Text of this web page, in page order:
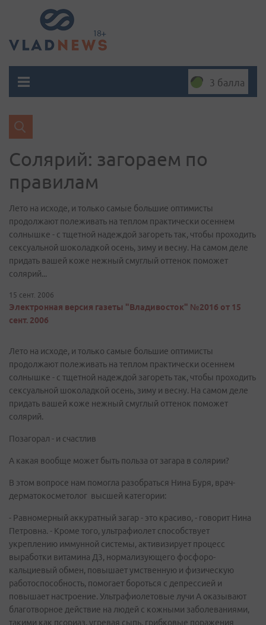
3 балла
Солярий: загораем по
правилам
Лето на исходе, и только самые большие оптимисты
продолжают полеживать на теплом практически осеннем
солнышке - с тщетной надеждой загореть так, чтобы проходить
сексуальной шоколадкой осень, зиму и весну. На самом деле
придать вашей коже нежный смуглый оттенок поможет
солярий...
15 сент. 2006
Электронная версия газеты "Владивосток" №2016 от 15
сент. 2006
Лето на исходе, и только самые большие оптимисты
продолжают полеживать на теплом практически осеннем
солнышке - с тщетной надеждой загореть так, чтобы проходить
сексуальной шоколадкой осень, зиму и весну. На самом деле
придать вашей коже нежный смуглый оттенок поможет
солярий.
Позагорал - и счастлив
А какая вообще может быть польза от загара в солярии?
В этом вопросе нам помогла разобраться Нина Буря, врач-
дерматокосметолог высшей категории:
- Равномерный аккуратный загар - это красиво, - говорит Нина
Петровна. - Кроме того, ультрафиолет способствует
укреплению иммунной системы, активизирует процесс
выработки витамина Д3, нормализующего фосфоро-
кальциевый обмен, повышает умственную и физическую
работоспособность, помогает бороться с депрессией и
повышает настроение. Ультрафиолетовые лучи A оказывают
благотворное действие на людей с кожными заболеваниями,
такими как псориаз, угревая сыпь, грибковые поражения